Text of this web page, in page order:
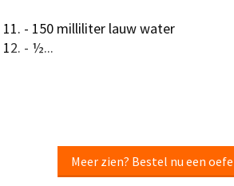
- 150 milliliter lauw water
- ½...
Meer zien? Bestel nu een